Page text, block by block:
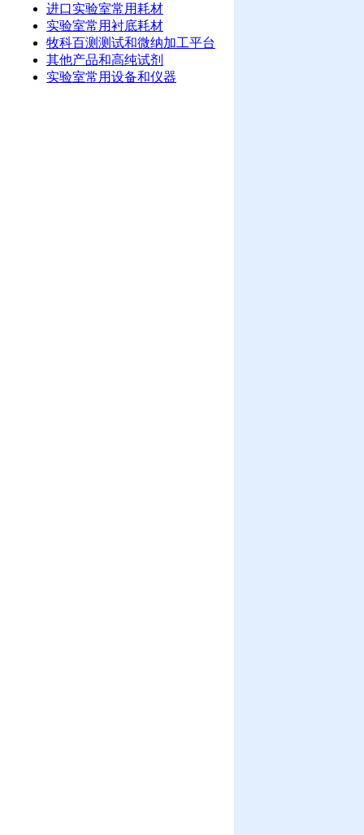
进口实验室常用耗材
实验室常用衬底耗材
牧科百测测试和微纳加工平台
其他产品和高纯试剂
实验室常用设备和仪器